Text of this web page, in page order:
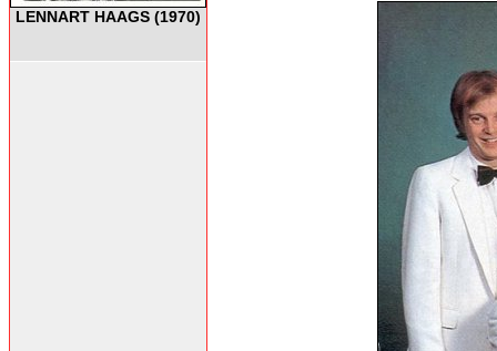
LENNART HAAGS (1970)